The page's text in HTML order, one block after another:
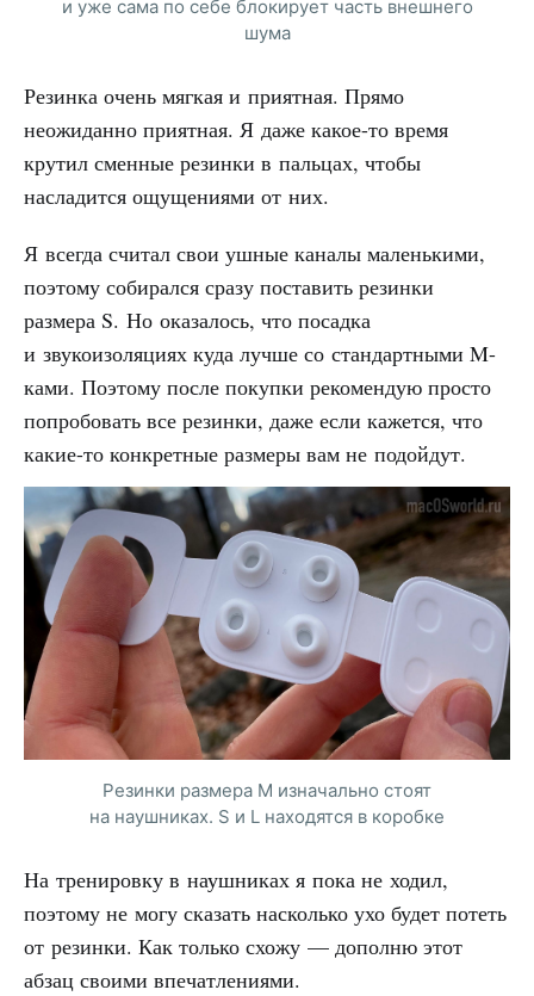
и уже сама по себе блокирует часть внешнего
шума
Резинка очень мягкая и приятная. Прямо
неожиданно приятная. Я даже какое-то время
крутил сменные резинки в пальцах, чтобы
насладится ощущениями от них.
Я всегда считал свои ушные каналы маленькими,
поэтому собирался сразу поставить резинки
размера S. Но оказалось, что посадка
и звукоизоляциях куда лучше со стандартными M-
ками. Поэтому после покупки рекомендую просто
попробовать все резинки, даже если кажется, что
какие-то конкретные размеры вам не подойдут.
Резинки размера M изначально стоят
на наушниках. S и L находятся в коробке
На тренировку в наушниках я пока не ходил,
поэтому не могу сказать насколько ухо будет потеть
от резинки. Как только схожу — дополню этот
абзац своими впечатлениями.